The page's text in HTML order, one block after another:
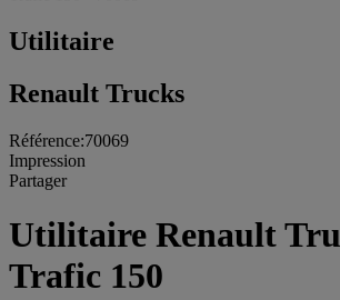
Utilitaire
Renault Trucks
Référence:70069
Impression
Partager
Utilitaire Renault
Trafic 150